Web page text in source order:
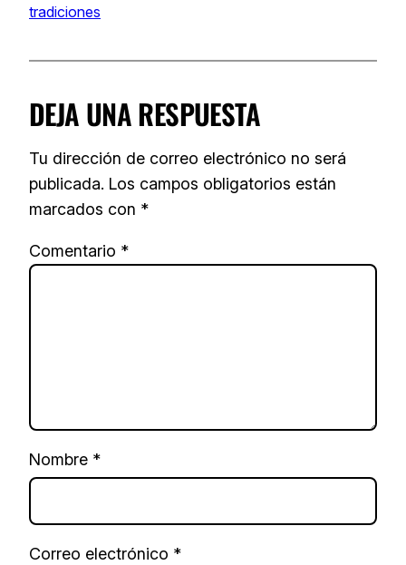
tradiciones
DEJA UNA RESPUESTA
Tu dirección de correo electrónico no será
publicada. Los campos obligatorios están
marcados con *
Comentario *
Nombre *
Correo electrónico *